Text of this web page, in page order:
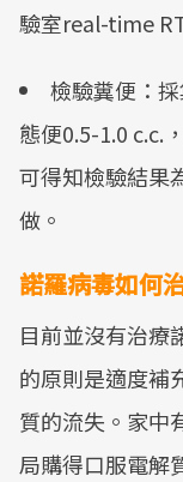
驗室real-time
檢驗糞便：
態便0.5-1.0 c.c.
可得知檢驗結果
做。
諾羅病毒如何
目前並沒有治療
的原則是適度補
質的流失。家中
局購得口服電解